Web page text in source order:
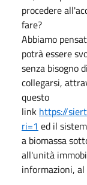
procedere
fare?
Abbiamo
potrà essere
senza bisogno
collegarsi,
questo
link https://
ri=1 ed il
a biomassa
all'unità
informazioni,